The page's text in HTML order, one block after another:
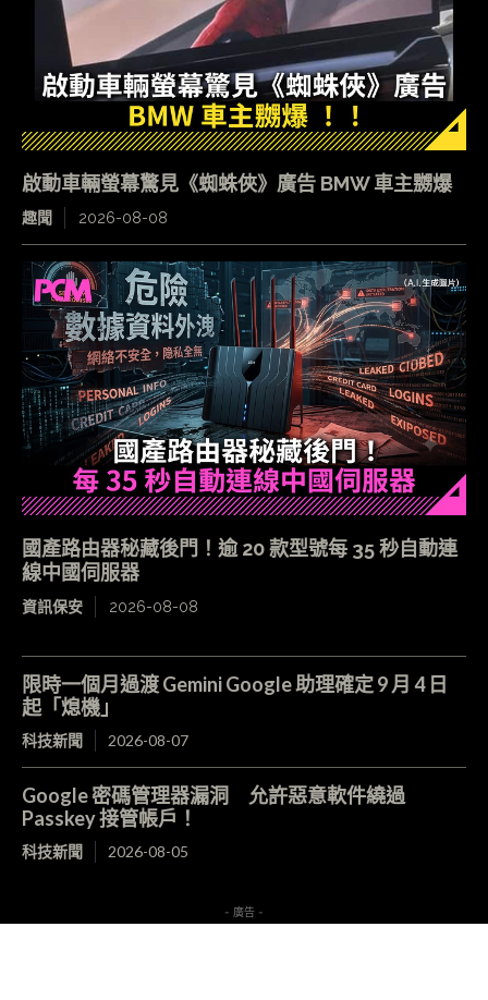
啟動車輛螢幕驚見《蜘蛛俠》廣告 BMW 車主嬲爆
趣聞 2026-08-08
國產路由器秘藏後門！逾 20 款型號每 35 秒自動連
線中國伺服器
資訊保安 2026-08-08
限時一個月過渡 Gemini Google 助理確定 9 月 4 日
起「熄機」
科技新聞 2026-08-07
Google 密碼管理器漏洞 允許惡意軟件繞過
Passkey 接管帳戶！
科技新聞 2026-08-05
- 廣告 -